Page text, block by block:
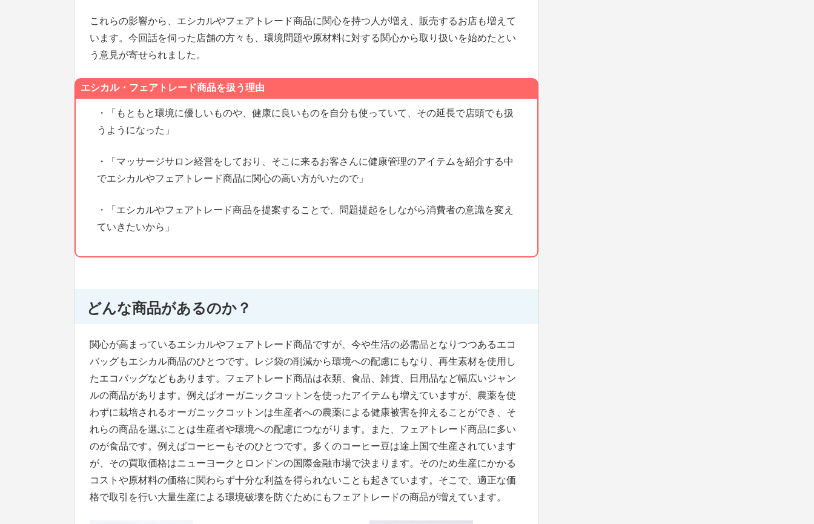
これらの影響から、エシカルやフェアトレード商品に関心を持つ人が増え、販売するお店も増えて
います。今回話を伺った店舗の方々も、環境問題や原材料に対する関心から取り扱いを始めたとい
う意見が寄せられました。
エシカル・フェアトレード商品を扱う理由
・「もともと環境に優しいものや、健康に良いものを自分も使っていて、その延長で店頭でも扱
うようになった」
・「マッサージサロン経営をしており、そこに来るお客さんに健康管理のアイテムを紹介する中
でエシカルやフェアトレード商品に関心の高い方がいたので」
・「エシカルやフェアトレード商品を提案することで、問題提起をしながら消費者の意識を変え
ていきたいから」
どんな商品があるのか？
関心が高まっているエシカルやフェアトレード商品ですが、今や生活の必需品となりつつあるエコ
バッグもエシカル商品のひとつです。レジ袋の削減から環境への配慮にもなり、再生素材を使用し
たエコバッグなどもあります。フェアトレード商品は衣類、食品、雑貨、日用品など幅広いジャン
ルの商品があります。例えばオーガニックコットンを使ったアイテムも増えていますが、農薬を使
わずに栽培されるオーガニックコットンは生産者への農薬による健康被害を抑えることができ、そ
れらの商品を選ぶことは生産者や環境への配慮につながります。また、フェアトレード商品に多い
のが食品です。例えばコーヒーもそのひとつです。多くのコーヒー豆は途上国で生産されています
が、その買取価格はニューヨークとロンドンの国際金融市場で決まります。そのため生産にかかる
コストや原材料の価格に関わらず十分な利益を得られないことも起きています。そこで、適正な価
格で取引を行い大量生産による環境破壊を防ぐためにもフェアトレードの商品が増えています。